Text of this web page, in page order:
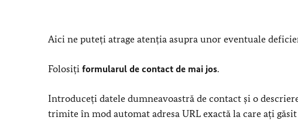
Aici ne puteți atrage atenția asupra unor eventuale
Folosiți formularul de contact de mai jos.
Introduceți datele dumneavoastră de contact și o
trimite în mod automat adresa URL exactă la care ați